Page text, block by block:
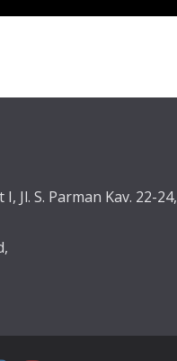
Jl. S. Parman Kav. 22-24,